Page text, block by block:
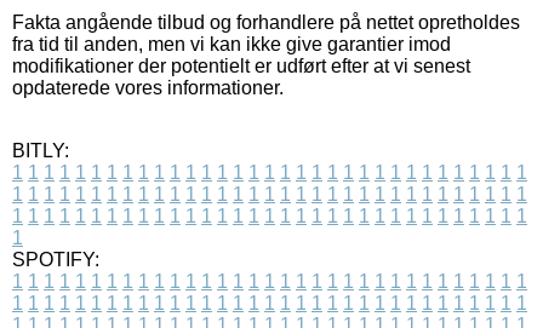
Fakta angående tilbud og forhandlere på nettet opretholdes
fra tid til anden, men vi kan ikke give garantier imod
modifikationer der potentielt er udført efter at vi senest
opdaterede vores informationer.
BITLY:
1 1 1 1 1 1 1 1 1 1 1 1 1 1 1 1 1 1 1 1 1 1 1 1 1 1 1 1 1 1 1 1 1
1 1 1 1 1 1 1 1 1 1 1 1 1 1 1 1 1 1 1 1 1 1 1 1 1 1 1 1 1 1 1 1 1
1 1 1 1 1 1 1 1 1 1 1 1 1 1 1 1 1 1 1 1 1 1 1 1 1 1 1 1 1 1 1 1 1
1
SPOTIFY:
1 1 1 1 1 1 1 1 1 1 1 1 1 1 1 1 1 1 1 1 1 1 1 1 1 1 1 1 1 1 1 1 1
1 1 1 1 1 1 1 1 1 1 1 1 1 1 1 1 1 1 1 1 1 1 1 1 1 1 1 1 1 1 1 1 1